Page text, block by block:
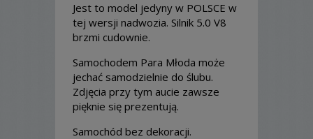
Jest to model jedyny w POLSCE w
tej wersji nadwozia. Silnik 5.0 V8
brzmi cudownie.
Samochodem Para Młoda może
jechać samodzielnie do ślubu.
Zdjęcia przy tym aucie zawsze
pięknie się prezentują.
Samochód bez dekoracji.